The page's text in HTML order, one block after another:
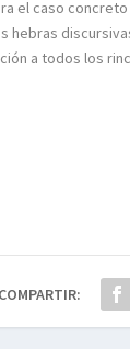
el caso
hebras
a todos los
COMPARTIR: